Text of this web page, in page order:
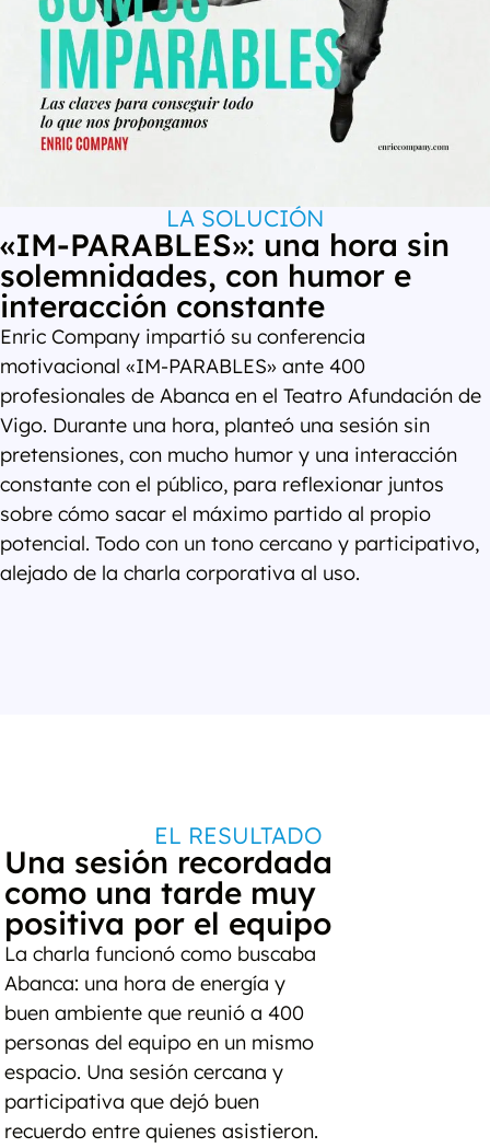
LA SOLUCIÓN
«IM-PARABLES»: una hora sin
solemnidades, con humor e
interacción constante
Enric Company impartió su conferencia
motivacional «IM-PARABLES» ante 400
profesionales de Abanca en el Teatro Afundación de
Vigo. Durante una hora, planteó una sesión sin
pretensiones, con mucho humor y una interacción
constante con el público, para reflexionar juntos
sobre cómo sacar el máximo partido al propio
potencial. Todo con un tono cercano y participativo,
alejado de la charla corporativa al uso.
EL RESULTADO
Una sesión recordada
como una tarde muy
positiva por el equipo
La charla funcionó como buscaba
Abanca: una hora de energía y
buen ambiente que reunió a 400
personas del equipo en un mismo
espacio. Una sesión cercana y
participativa que dejó buen
recuerdo entre quienes asistieron.